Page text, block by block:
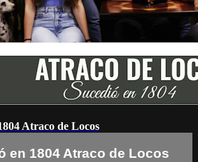
Atraco de Locos
en 1804 Atraco de Locos